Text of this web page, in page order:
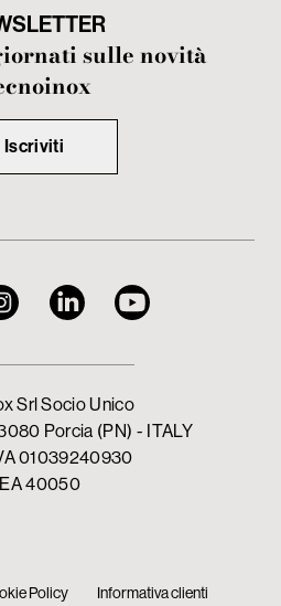
sulle novità
Iscriviti
Srl Socio Unico
Porcia (PN) - ITALY
01039240930
40050
Policy Informativa clienti